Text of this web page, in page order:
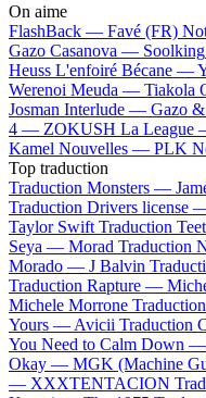
On aime
FlashBack — Favé (FR)
Gazo Casanova — Soolking
Heuss L'enfoiré Bécane —
Werenoi Meuda — Tiakola
Josman Interlude — Gazo
4 — ZOKUSH La League
Kamel Nouvelles — PLK
Top traduction
Traduction Monsters —
Traduction Drivers license
Taylor Swift Traduction
Seya — Morad Traduction
Morado — J Balvin
Traduction Rapture —
Michele Morrone
Yours — Avicii Traduction
You Need to Calm Down —
Okay — MGK (Machine
— XXXTENTACION